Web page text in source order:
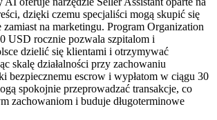
dzięki czemu specjaliści mogą skupić się
na marketingu. Program Organization
USD rocznie pozwala szpitalom i
dzielić się klientami i otrzymywać
skalę działalności przy zachowaniu
bezpiecznemu escrow i wypłatom w ciągu 30
spokojnie przeprowadzać transakcje, co
zachowaniom i buduje długoterminowe